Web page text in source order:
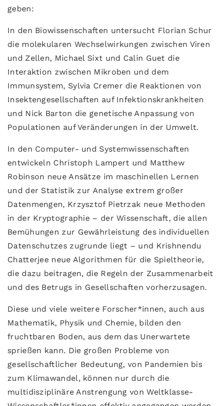
geben:
In den Biowissenschaften untersucht Florian Schur
die molekularen Wechselwirkungen zwischen Viren
und Zellen, Michael Sixt und Calin Guet die
Interaktion zwischen Mikroben und dem
Immunsystem, Sylvia Cremer die Reaktionen von
Insektengesellschaften auf Infektionskrankheiten
und Nick Barton die genetische Anpassung von
Populationen auf Veränderungen in der Umwelt.
In den Computer- und Systemwissenschaften
entwickeln Christoph Lampert und Matthew
Robinson neue Ansätze im maschinellen Lernen
und der Statistik zur Analyse extrem großer
Datenmengen, Krzysztof Pietrzak neue Methoden
in der Kryptographie – der Wissenschaft, die allen
Bemühungen zur Gewährleistung des individuellen
Datenschutzes zugrunde liegt – und Krishnendu
Chatterjee neue Algorithmen für die Spieltheorie,
die dazu beitragen, die Regeln der Zusammenarbeit
und des Betrugs in Gesellschaften vorherzusagen.
Diese und viele weitere Forscher*innen, auch aus
Mathematik, Physik und Chemie, bilden den
fruchtbaren Boden, aus dem das Unerwartete
sprießen kann. Die großen Probleme von
gesellschaftlicher Bedeutung, von Pandemien bis
zum Klimawandel, können nur durch die
multidisziplinäre Anstrengung von Weltklasse-